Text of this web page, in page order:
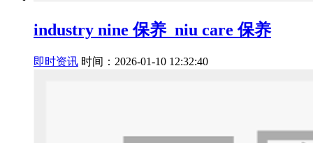
industry nine 保养_niu care 保养
即时资讯 时间：2026-01-10 12:32:40